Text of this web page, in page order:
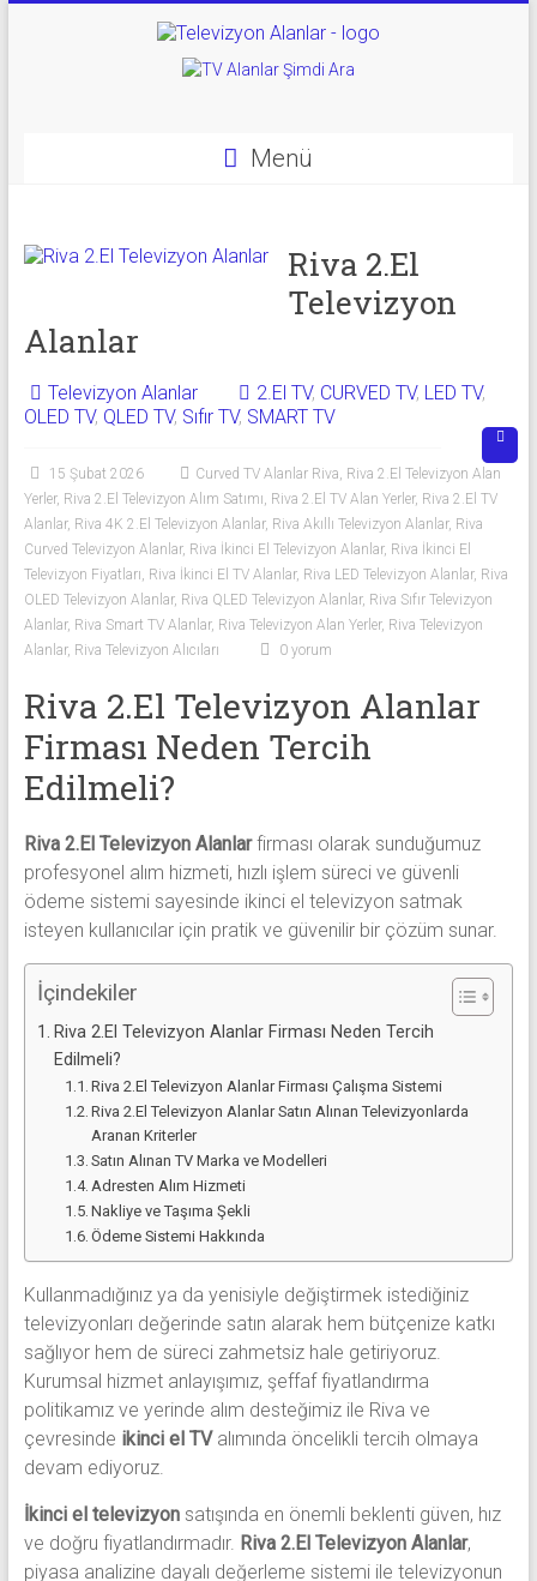
Televizyon
Televizyon
|
TV
Alanlar
İkinci
El
Sıfır
Televizyon
Alanlar ile
iletişim
2.
televizyonlarınızı
hemen
satarak
nakit
ödeme
alabilirsiniz.
TV
alanlar
alım
yapıyor
Menü
Riva 2.El
Televizyon
Alanlar
Televizyon Alanlar 2.El TV, CURVED TV, LED TV,
OLED TV, QLED TV, Sıfır TV, SMART TV
15 Şubat 2026 Curved TV Alanlar Riva, Riva 2.El Televizyon Alan
Yerler, Riva 2.El Televizyon Alım Satımı, Riva 2.El TV Alan Yerler, Riva 2.El TV
Alanlar, Riva 4K 2.El Televizyon Alanlar, Riva Akıllı Televizyon Alanlar, Riva
Curved Televizyon Alanlar, Riva İkinci El Televizyon Alanlar, Riva İkinci El
Televizyon Fiyatları, Riva İkinci El TV Alanlar, Riva LED Televizyon Alanlar, Riva
OLED Televizyon Alanlar, Riva QLED Televizyon Alanlar, Riva Sıfır Televizyon
Alanlar, Riva Smart TV Alanlar, Riva Televizyon Alan Yerler, Riva Televizyon
Alanlar, Riva Televizyon Alıcıları 0 yorum
Riva 2.El Televizyon Alanlar
Firması Neden Tercih
Edilmeli?
Riva 2.El Televizyon Alanlarfirması olarak sunduğumuz
profesyonel alım hizmeti, hızlı işlem süreci ve güvenli
ödeme sistemi sayesinde ikinci el televizyon satmak
isteyen kullanıcılar için pratik ve güvenilir bir çözüm sunar.
İçindekiler
Riva 2.El Televizyon Alanlar Firması Neden Tercih
Edilmeli?
Riva 2.El Televizyon Alanlar Firması Çalışma Sistemi
Riva 2.El Televizyon Alanlar Satın Alınan Televizyonlarda
Aranan Kriterler
Satın Alınan TV Marka ve Modelleri
Adresten Alım Hizmeti
Nakliye ve Taşıma Şekli
Ödeme Sistemi Hakkında
Kullanmadığınız ya da yenisiyle değiştirmek istediğiniz
televizyonları değerinde satın alarak hem bütçenize katkı
sağlıyor hem de süreci zahmetsiz hale getiriyoruz.
Kurumsal hizmet anlayışımız, şeffaf fiyatlandırma
politikamız ve yerinde alım desteğimiz ile Riva ve
çevresinde ikinci el TValımında öncelikli tercih olmaya
devam ediyoruz.
İkinci el televizyonsatışında en önemli beklenti güven, hız
ve doğru fiyatlandırmadır. Riva 2.El Televizyon Alanlar,
piyasa analizine dayalı değerleme sistemi ile televizyonun